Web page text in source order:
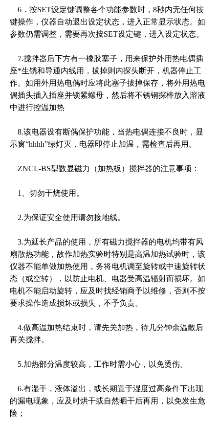
6．按SET设定键调整各个功能参数时，8秒内无任何按
键操作，仪器自动退出设定状态，进入正常显示状态。如
参数仍需调整，需要再次按SET设定键，进入设定状态。
7.搅拌器后下方有一橡胶塞子，用来保护外用热电偶插
座*生锈和导通内线用，拔掉则内探头断开，机器停止工
作。如用外用热电偶时应将此塞子拔掉保存，将外用热电
偶插头插入插座并锁紧螺母，然后将不锈钢探棒放入溶液
中进行控温加热
8.该电器设有断偶保护功能，当热电偶连接不良时，显
示窗“hhhh”绿灯灭，电器即停止加温，需检查后再用。
ZNCL-BS型数显磁力（加热板）搅拌器的注意事项：
1、切勿干烧使用。
2.为保证安全使用请勿接地线。
3.为延长产品的使用，所有磁力搅拌器的电机均带有风
扇散热功能，故作加热实验时特别是高温加热试验时，该
仪器不能单做加热使用，务将电机调至旋转或中速旋转状
态（或空转），以防止电机、电器受高温辐射而损坏。如
电机不能启动旋转，应及时找经销商予以维修，否则不按
要求操作造成损坏或损失，不予负责。
4.做高温加热结束时，请先关加热，待几分钟余温散后
再关搅拌。
5.加热部分温度较高，工作时需小心，以免烫伤。
6.有湿手，液体溢出，或长期置于湿度过高条件下出现
的漏电现象，应及时烘干或自然晒干后再用，以免发生危
险；